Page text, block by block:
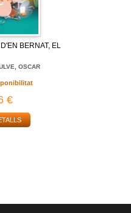
BERNAT, EL
OSCAR
€